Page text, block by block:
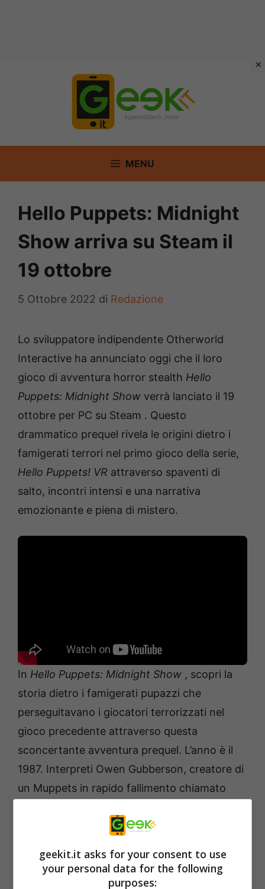
MENU
Hello Puppets: Midnight
Show arriva su Steam il
19 ottobre
5 Ottobre 2022 di Redazione
Lo sviluppatore indipendente Otherworld
Interactive ha annunciato oggi che il loro
gioco di avventura horror stealth Hello
Puppets: Midnight Show verrà lanciato il 19
ottobre per PC su Steam . Questo
drammatico prequel rivela le origini dietro i
famigerati terrori nel primo gioco della serie,
Hello Puppets! VR attraverso spaventi di
salto, incontri intensi e una narrativa
emozionante e piena di mistero.
In Hello Puppets: Midnight Show , scopri la
storia dietro i famigerati pupazzi che
perseguitavano i giocatori terrorizzati nel
gioco precedente attraverso questa
sconcertante avventura prequel. L’anno è il
1987. Interpreti Owen Gubberson, creatore di
un Muppets in rapido fallimento chiamato
disperato tentativo di salvare il suo
incantesimo per dare vita ai suoi burattini. Ma
i suoi Handeemen non sono come li
geekit.it asks for your consent to use
your personal data for the following
purposes: